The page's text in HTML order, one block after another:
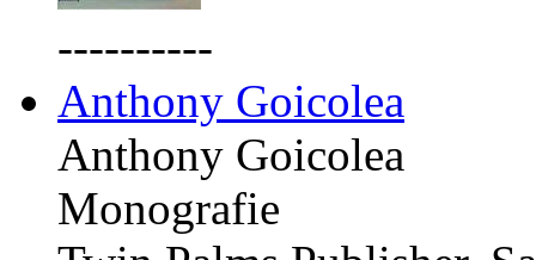
----------
Anthony Goicolea
Anthony Goicolea
Monografie